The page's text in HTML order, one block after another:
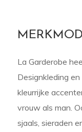
La Garderobe
Designkleding
kleurrijke
vrouw als man.
sjaals, sieraden